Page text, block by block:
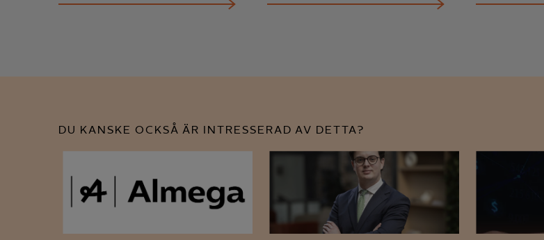
DU KANSKE OCKSÅ ÄR INTRESSERAD AV DETTA?